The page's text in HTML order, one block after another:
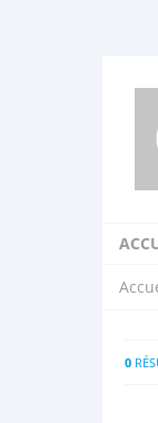
0